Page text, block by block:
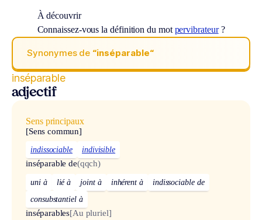
À découvrir
Connaissez-vous la définition du mot pervibrateur?
Synonymes de “inséparable“
inséparable
adjectif
Sens principaux
[Sens commun]
indissociable indivisible
inséparable de(qqch)
uni à lié à joint à inhérent à
indissociable de
consubstantiel à
inséparables[Au pluriel]